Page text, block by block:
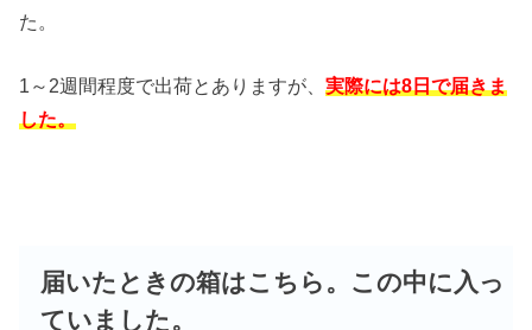
た。
1～2週間程度で出荷とありますが、実際には8日で届きま
した。
届いたときの箱はこちら。この中に入っ
ていました。